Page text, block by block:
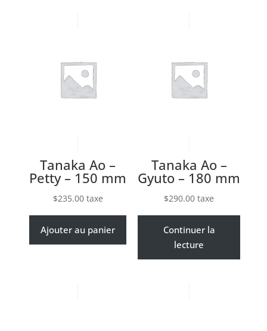
Tanaka Ao –
Petty – 150 mm
$235.00 taxe
Ajouter au panier
Tanaka Ao –
Gyuto – 180 mm
$290.00 taxe
Continuer la
lecture